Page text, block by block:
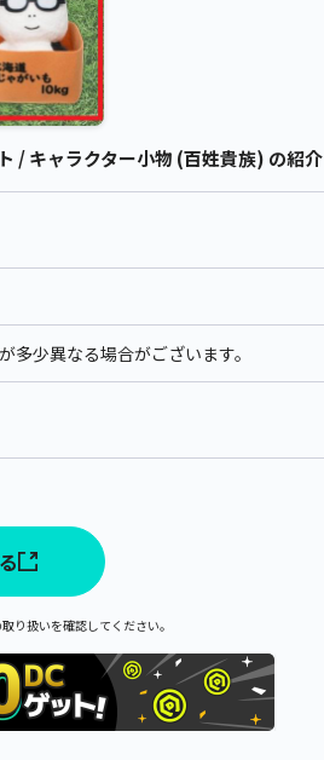
/ キャラクター小物 (百姓貴族) の紹介
少異なる場合がございます。
り扱いを確認してください。